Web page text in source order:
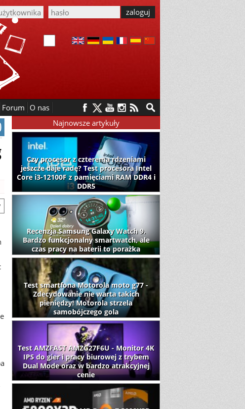
Forum O nas
Najnowsze artykuły
Czy procesor z czterema rdzeniami
jeszcze daje radę? Test procesora Intel
Core i3-12100F z pamięciami RAM DDR4 i
DDR5
Recenzja Samsung Galaxy Watch 9.
Bardzo funkcjonalny smartwatch, ale
czas pracy na baterii to porażka
Test smartfona Motorola moto g77 -
Zdecydowanie nie warta takich
pieniędzy! Motorola strzela
samobójczego gola
Test AMZFAST AMZG27F6U - Monitor 4K
IPS do gier i pracy biurowej z trybem
Dual Mode oraz w bardzo atrakcyjnej
cenie